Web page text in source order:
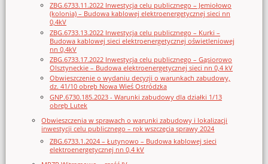
ZBG.6733.11.2022 Inwestycja celu publicznego – Jemiołowo
(kolonia) – Budowa kablowej elektroenergetycznej sieci nn
0,4kV
ZBG.6733.13.2022 Inwestycja celu publicznego – Kurki –
Budowa kablowej sieci elektroenergetycznej oświetleniowej
nn 0,4kV
ZBG.6733.17.2022 Inwestycja celu publicznego – Gąsiorowo
Olsztyneckie – Budowa elektroenergetycznej sieci nn 0,4 kV
Obwieszczenie o wydaniu decyzji o warunkach zabudowy,
dz. 41/10 obręb Nowa Wieś Ostródzka
GNP.6730.185.2023 - Warunki zabudowy dla działki 1/13
obręb Lutek
Obwieszczenia w sprawach o warunki zabudowy i lokalizacji
inwestycji celu publicznego – rok wszczęcia sprawy 2024
ZBG.6733.1.2024 – Łutynowo – Budowa kablowej sieci
elektroenergetycznej nn 0,4 kV